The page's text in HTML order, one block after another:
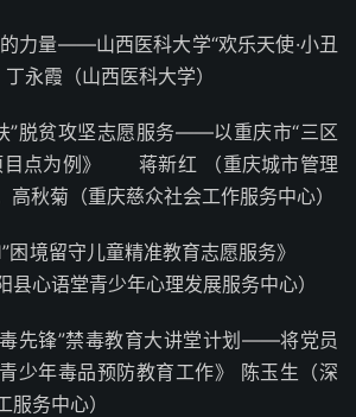
的力量——山西医科大学“欢乐天使·小丑
永霞（山西医科大学）
”脱贫攻坚志愿服务——以重庆市“三区
目点为例》 蒋新红 （重庆城市管理
秋菊（重庆慈众社会工作服务中心）
困境留守儿童精准教育志愿服务》
县心语堂青少年心理发展服务中心）
毒先锋”禁毒教育大讲堂计划——将党员
少年毒品预防教育工作》 陈玉生（深
务中心）